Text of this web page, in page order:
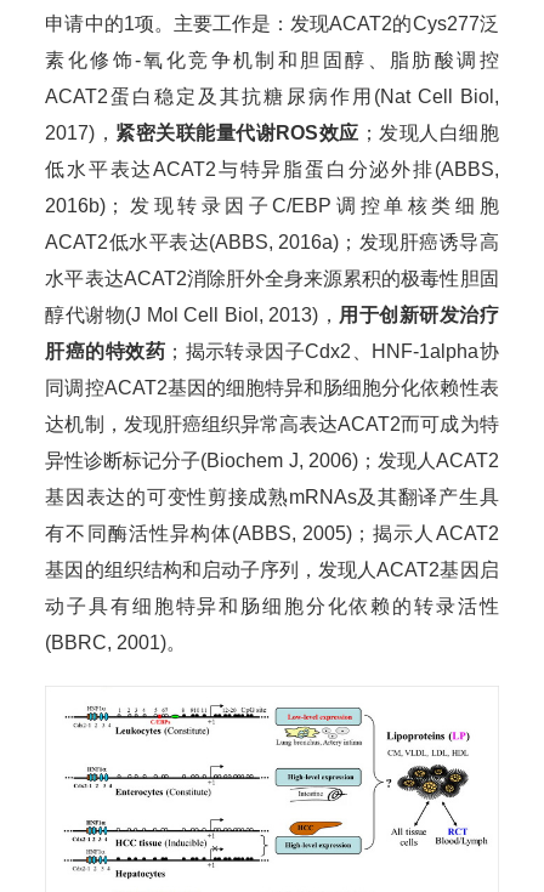
申请中的1项。主要工作是：发现ACAT2的Cys277泛
素化修饰-氧化竞争机制和胆固醇、脂肪酸调控
ACAT2蛋白稳定及其抗糖尿病作用(Nat Cell Biol,
2017)， 紧密关联能量代谢ROS效应 ；发现人白细胞
低水平表达ACAT2与特异脂蛋白分泌外排(ABBS,
2016b)；发现转录因子C/EBP调控单核类细胞
ACAT2低水平表达(ABBS, 2016a)；发现肝癌诱导高
水平表达ACAT2消除肝外全身来源累积的极毒性胆固
醇代谢物(J Mol Cell Biol, 2013)， 用于创新研发治疗
肝癌的特效药 ；揭示转录因子Cdx2、HNF-1alpha协
同调控ACAT2基因的细胞特异和肠细胞分化依赖性表
达机制，发现肝癌组织异常高表达ACAT2而可成为特
异性诊断标记分子(Biochem J, 2006)；发现人ACAT2
基因表达的可变性剪接成熟mRNAs及其翻译产生具
有不同酶活性异构体(ABBS, 2005)；揭示人ACAT2
基因的组织结构和启动子序列，发现人ACAT2基因启
动子具有细胞特异和肠细胞分化依赖的转录活性
(BBRC, 2001)。